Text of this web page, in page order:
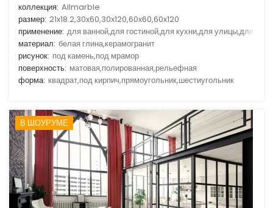
коллекция: Allmarble
размер: 21x18.2,30x60,30x120,60x60,60x120
применение: для ванной,для гостиной,для кухни,для улицы,для
материал: белая глина,керамогранит
рисунок: под камень,под мрамор
поверхность: матовая,полированная,рельефная
форма: квадрат,под кирпич,прямоугольник,шестиугольник
В ШОУРУМЕ